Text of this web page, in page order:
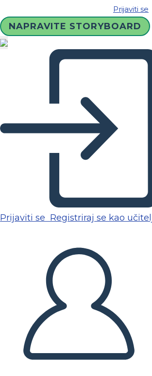
Prijaviti se
NAPRAVITE STORYBOARD
Prijaviti se Registriraj se kao